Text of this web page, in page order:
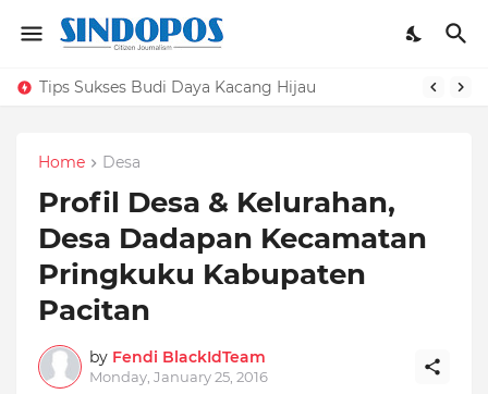
Tips Sukses Budi Daya Kacang Hijau
Home Desa
Profil Desa & Kelurahan,
Desa Dadapan Kecamatan
Pringkuku Kabupaten
Pacitan
by Fendi BlackIdTeam
Monday, January 25, 2016